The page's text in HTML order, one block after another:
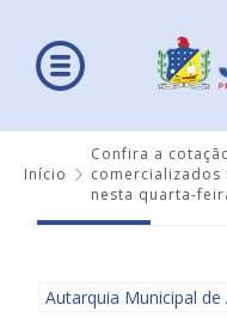
Início
Confira a
comercializados
nesta quarta-
Autarquia Municipal